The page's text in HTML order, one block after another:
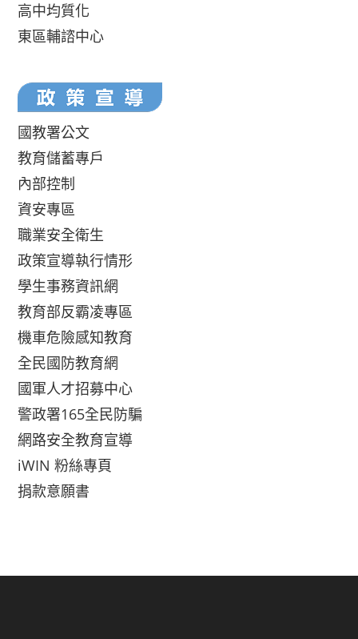
高中均質化
東區輔諮中心
國教署公文
教育儲蓄專戶
內部控制
資安專區
職業安全衛生
政策宣導執行情形
學生事務資訊網
教育部反霸凌專區
機車危險感知教育
全民國防教育網
國軍人才招募中心
警政署165全民防騙
網路安全教育宣導
iWIN 粉絲專頁
捐款意願書